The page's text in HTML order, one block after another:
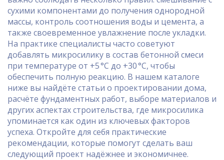
сухими компонентами до получения однородной
массы, контроль соотношения воды и цемента, а
также своевременное увлажнение после укладки.
На практике специалисты часто советуют
добавлять микросилику в состав бетонной смеси
при температуре от +5 °C до +30 °C, чтобы
обеспечить полную реакцию. В нашем каталоге
ниже вы найдёте статьи о проектировании дома,
расчёте фундаментных работ, выборе материалов и
других аспектах строительства, где микросилика
упоминается как один из ключевых факторов
успеха. Откройте для себя практические
рекомендации, которые помогут сделать ваш
следующий проект надёжнее и экономичнее.